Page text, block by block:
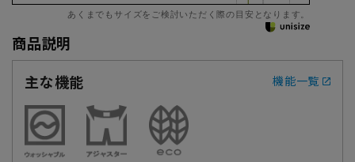
あくまでもサイズをご検討いただく際の目安となります。
商品説明
主な機能
機能一覧